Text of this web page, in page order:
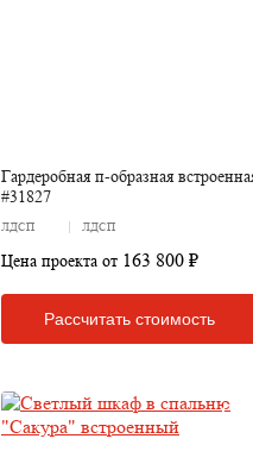
Гардеробная п-образная
#31827
ЛДСП ЛДСП
Цена проекта от 163 800 ₽
Рассчитать стоимость